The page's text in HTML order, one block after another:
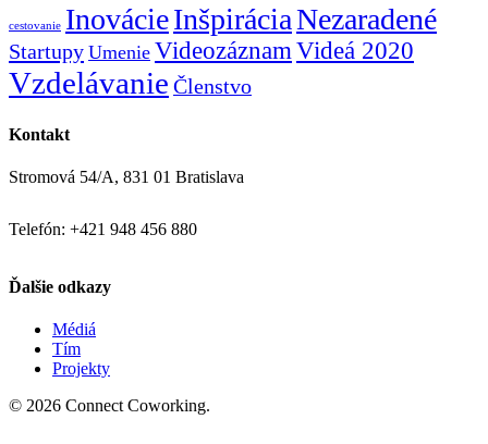
cestovanie InovácieInšpiráciaNezaradené
Startupy Umenie VideozáznamVideá 2020
Vzdelávanie Členstvo
Kontakt
Stromová 54/A, 831 01 Bratislava
Telefón: +421 948 456 880
Ďalšie odkazy
Médiá
Tím
Projekty
© 2026 Connect Coworking.